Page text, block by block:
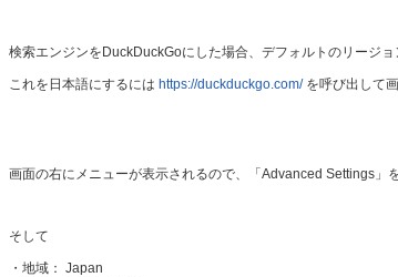
検索エンジンをDuckDuckGoにした場合、デフォルトのリージ
これを日本語にするには https://duckduckgo.com/を呼び出して
画面の右にメニューが表示されるので、「Advanced Settings」
そして
・地域： Japan